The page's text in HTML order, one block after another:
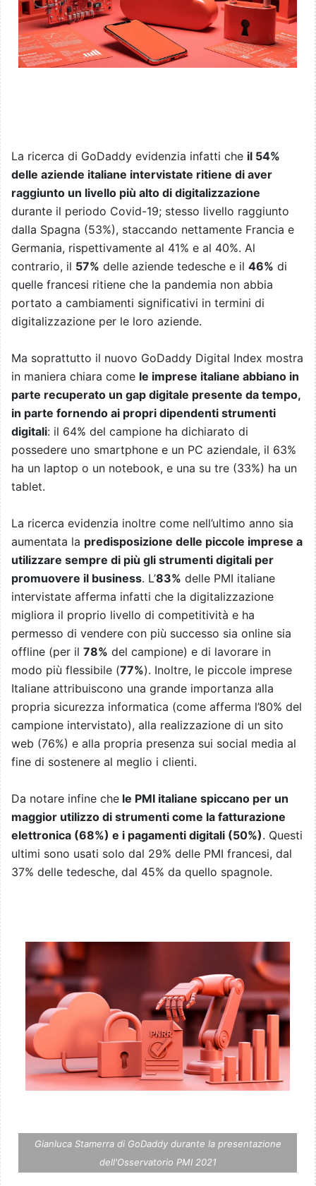
La ricerca di GoDaddy evidenzia infatti che il 54%
delle aziende italiane intervistate ritiene di aver
raggiunto un livello più alto di digitalizzazione
durante il periodo Covid-19; stesso livello raggiunto
dalla Spagna (53%), staccando nettamente Francia e
Germania, rispettivamente al 41% e al 40%. Al
contrario, il 57% delle aziende tedesche e il 46% di
quelle francesi ritiene che la pandemia non abbia
portato a cambiamenti significativi in termini di
digitalizzazione per le loro aziende.
Ma soprattutto il nuovo GoDaddy Digital Index mostra
in maniera chiara come le imprese italiane abbiano in
parte recuperato un gap digitale presente da tempo,
in parte fornendo ai propri dipendenti strumenti
digitali: il 64% del campione ha dichiarato di
possedere uno smartphone e un PC aziendale, il 63%
ha un laptop o un notebook, e una su tre (33%) ha un
tablet.
La ricerca evidenzia inoltre come nell’ultimo anno sia
aumentata la predisposizione delle piccole imprese a
utilizzare sempre di più gli strumenti digitali per
promuovere il business. L’83% delle PMI italiane
intervistate afferma infatti che la digitalizzazione
migliora il proprio livello di competitività e ha
permesso di vendere con più successo sia online sia
offline (per il 78% del campione) e di lavorare in
modo più flessibile (77%). Inoltre, le piccole imprese
Italiane attribuiscono una grande importanza alla
propria sicurezza informatica (come afferma l’80% del
campione intervistato), alla realizzazione di un sito
web (76%) e alla propria presenza sui social media al
fine di sostenere al meglio i clienti.
Da notare infine che le PMI italiane spiccano per un
maggior utilizzo di strumenti come la fatturazione
elettronica (68%) e i pagamenti digitali (50%). Questi
ultimi sono usati solo dal 29% delle PMI francesi, dal
37% delle tedesche, dal 45% da quello spagnole.
Gianluca Stamerra di GoDaddy durante la presentazione
dell'Osservatorio PMI 2021